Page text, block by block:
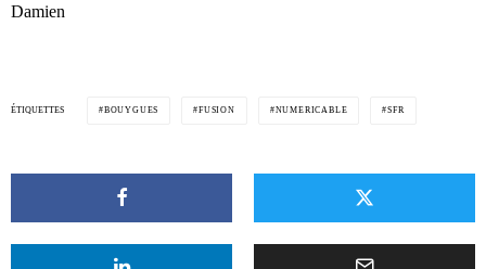
Damien
ÉTIQUETTES BOUYGUES FUSION NUMERICABLE SFR